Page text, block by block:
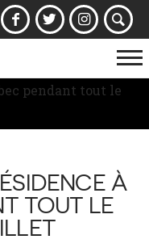
la
À
TOUT LE